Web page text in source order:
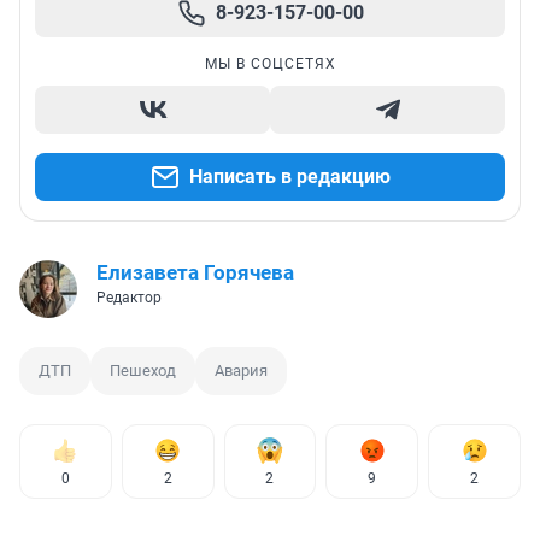
8-923-157-00-00
МЫ В СОЦСЕТЯХ
Написать в редакцию
Елизавета Горячева
Редактор
ДТП Пешеход Авария
0 2 2 9 2